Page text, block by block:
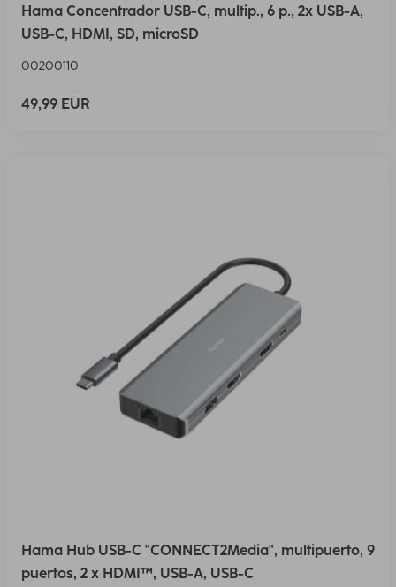
Hama Concentrador USB-C, multip., 6 p., 2x USB-A,
USB-C, HDMI, SD, microSD
00200110
49,99 EUR
Hama Hub USB-C "CONNECT2Media", multipuerto, 9
puertos, 2 x HDMI™, USB-A, USB-C